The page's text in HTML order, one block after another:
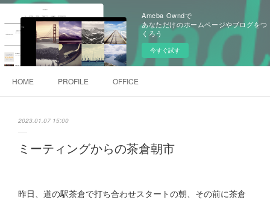
Ameba Owndで
あなただけのホームページやブログをつ
くろう
今すぐ試す
HOME PROFILE OFFICE
2023.01.07 15:00
ミーティングからの茶倉朝市
昨日、道の駅茶倉で打ち合わせスタートの朝、その前に茶倉